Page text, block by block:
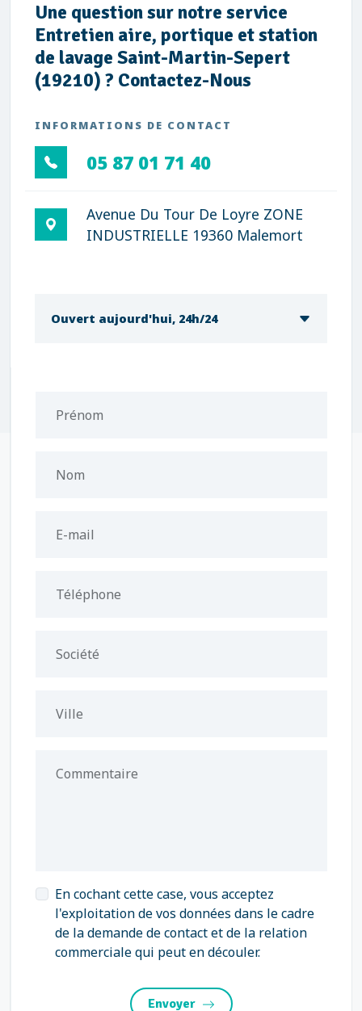
Une question sur notre service
Entretien aire, portique et station
de lavage Saint-Martin-Sepert
(19210) ? Contactez-Nous
INFORMATIONS DE CONTACT
05 87 01 71 40
Avenue Du Tour De Loyre ZONE
INDUSTRIELLE 19360 Malemort
Ouvert aujourd'hui, 24h/24
Prénom
Nom
E-mail
Téléphone
Société
Ville
Commentaire
En cochant cette case, vous acceptez
l'exploitation de vos données dans le cadre
de la demande de contact et de la relation
commerciale qui peut en découler.
Envoyer